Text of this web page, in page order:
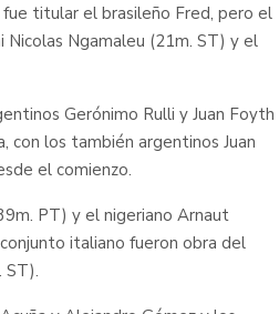
titular el brasileño Fred, pero el
Ngamaleu (21m. ST) y el
Gerónimo Rulli y Juan Foyth
con los también argentinos Juan
el comienzo.
PT) y el nigeriano Arnaut
italiano fueron obra del
ST).